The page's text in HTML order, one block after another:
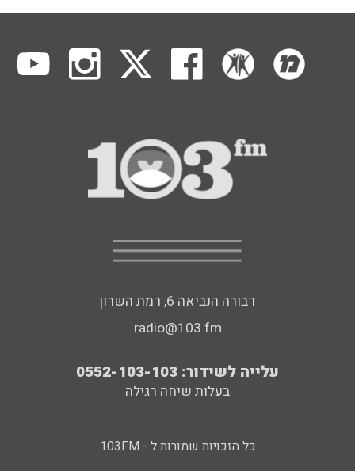
דבורה הנביאה 6, רמת השרון
radio@103.fm
עלייה לשידור: 0552-103-103
בעלות שיחה רגילה
כל הזכויות שמורות ל - 103FM